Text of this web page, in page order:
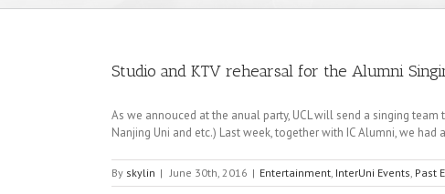
Studio and KTV rehearsal for the Alumni
As we annouced at the anual party, UCL will send a singing
Nanjing Uni and etc.) Last week, together with IC Alumni, we
By skylin | June 30th, 2016 | Entertainment, InterUni Events, Past